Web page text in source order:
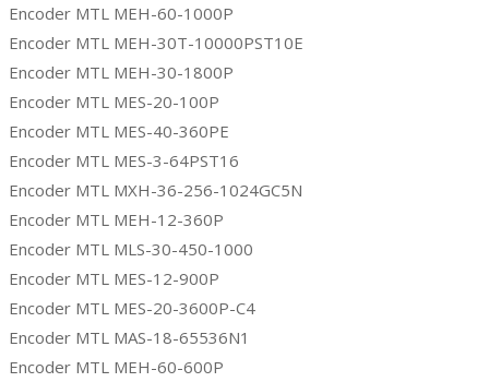
Encoder MTL MEH-60-1000P
Encoder MTL MEH-30T-10000PST10E
Encoder MTL MEH-30-1800P
Encoder MTL MES-20-100P
Encoder MTL MES-40-360PE
Encoder MTL MES-3-64PST16
Encoder MTL MXH-36-256-1024GC5N
Encoder MTL MEH-12-360P
Encoder MTL MLS-30-450-1000
Encoder MTL MES-12-900P
Encoder MTL MES-20-3600P-C4
Encoder MTL MAS-18-65536N1
Encoder MTL MEH-60-600P